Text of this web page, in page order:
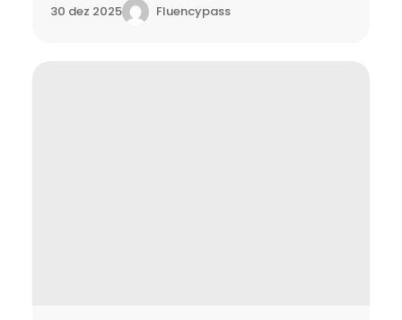
30 dez 2025 Fluencypass